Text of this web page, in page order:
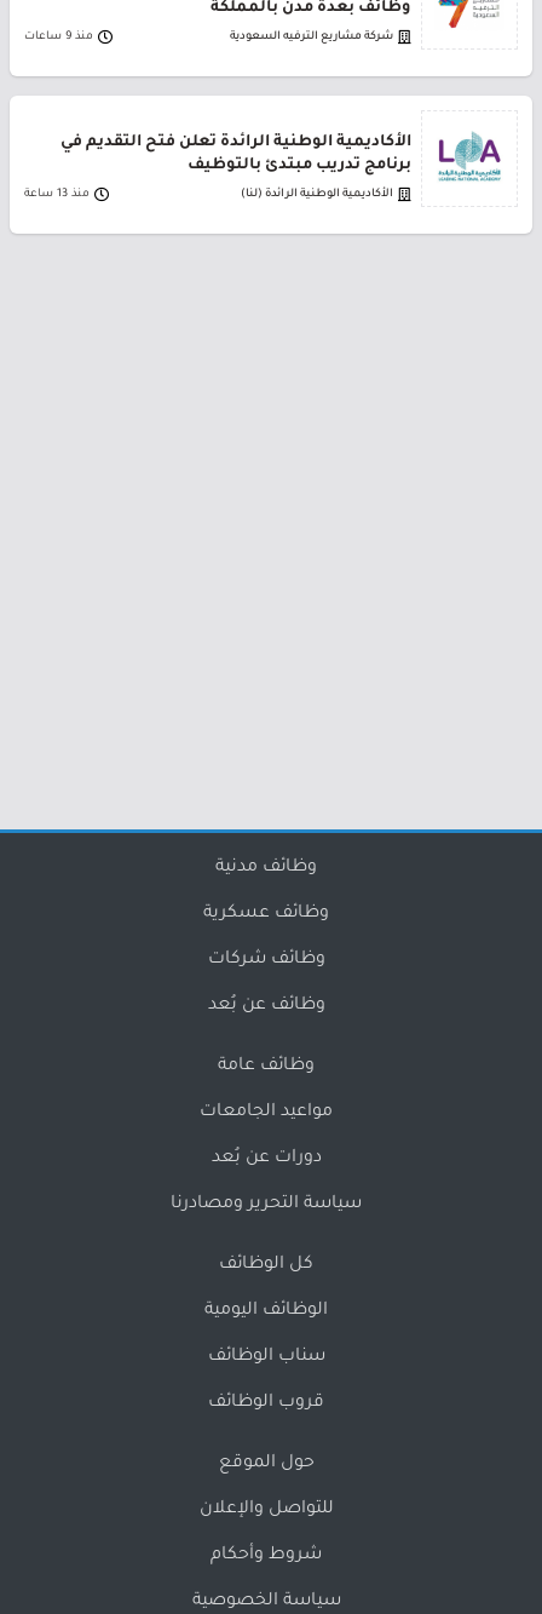
وظائف بعدة مدن بالمملكة
شركة مشاريع الترفيه السعودية منذ 9 ساعات
الأكاديمية الوطنية الرائدة تعلن فتح التقديم في
برنامج تدريب مبتدئ بالتوظيف
الأكاديمية الوطنية الرائدة (لنا) منذ 13 ساعة
وظائف مدنية
وظائف عسكرية
وظائف شركات
وظائف عن بُعد
وظائف عامة
مواعيد الجامعات
دورات عن بُعد
سياسة التحرير ومصادرنا
كل الوظائف
الوظائف اليومية
سناب الوظائف
قروب الوظائف
حول الموقع
للتواصل والإعلان
شروط وأحكام
سياسة الخصوصية